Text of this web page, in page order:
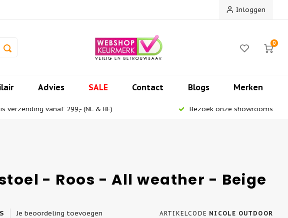
Inloggen
0
Advies SALE Contact Blogs Merken
verzending vanaf 299,- (NL & BE) Bezoek onze showrooms
- Roos - All weather - Beige
Je beoordeling toevoegen ARTIKELCODE NICOLE OUTDOOR